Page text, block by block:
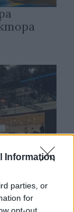
Information
parties, or
for
opt-out